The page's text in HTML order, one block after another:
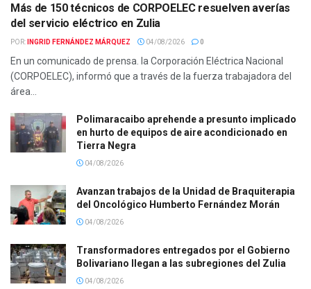
Más de 150 técnicos de CORPOELEC resuelven averías
del servicio eléctrico en Zulia
POR: INGRID FERNÁNDEZ MÁRQUEZ 04/08/2026 0
En un comunicado de prensa. la Corporación Eléctrica Nacional
(CORPOELEC), informó que a través de la fuerza trabajadora del
área...
Polimaracaibo aprehende a presunto implicado
en hurto de equipos de aire acondicionado en
Tierra Negra
04/08/2026
Avanzan trabajos de la Unidad de Braquiterapia
del Oncológico Humberto Fernández Morán
04/08/2026
Transformadores entregados por el Gobierno
Bolivariano llegan a las subregiones del Zulia
04/08/2026